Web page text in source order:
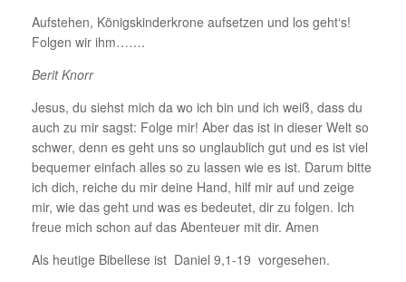
Aufstehen, Königskinderkrone aufsetzen und los geht‘s!
Folgen wir ihm…….
Berit Knorr
Jesus, du siehst mich da wo ich bin und ich weiß, dass du
auch zu mir sagst: Folge mir! Aber das ist in dieser Welt so
schwer, denn es geht uns so unglaublich gut und es ist viel
bequemer einfach alles so zu lassen wie es ist. Darum bitte
ich dich, reiche du mir deine Hand, hilf mir auf und zeige
mir, wie das geht und was es bedeutet, dir zu folgen. Ich
freue mich schon auf das Abenteuer mit dir. Amen
Als heutige Bibellese ist Daniel 9,1-19 vorgesehen.